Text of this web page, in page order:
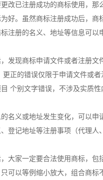
改已注册成功的商标使用，那
好。虽然商标注册成功后，商
注册的名义、地址等信息可以
现商标申请文件或者注册文
更正的错误仅限于申请文件或者
个别文字错误，不涉及实质性
义或地址发生变化，可以申
登记地址等注册事项（代理人
家一定要合法使用商标，包
可以等例缩小放大，组合商标